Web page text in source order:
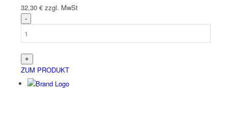
32,30 € zzgl. MwSt
ZUM PRODUKT